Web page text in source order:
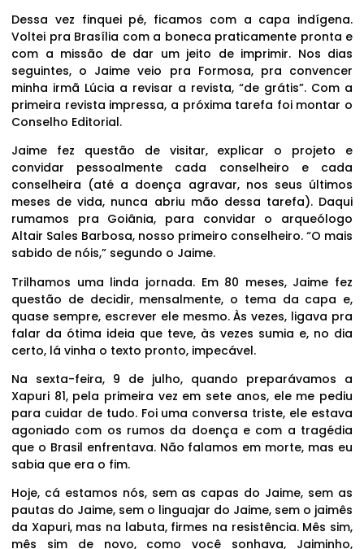
Dessa vez finquei pé, ficamos com a capa indígena.
Voltei pra Brasília com a boneca praticamente pronta e
com a missão de dar um jeito de imprimir. Nos dias
seguintes, o Jaime veio pra Formosa, pra convencer
minha irmã Lúcia a revisar a revista, “de grátis”. Com a
primeira revista impressa, a próxima tarefa foi montar o
Conselho Editorial.
Jaime fez questão de visitar, explicar o projeto e
convidar pessoalmente cada conselheiro e cada
conselheira (até a doença agravar, nos seus últimos
meses de vida, nunca abriu mão dessa tarefa). Daqui
rumamos pra Goiânia, para convidar o arqueólogo
Altair Sales Barbosa, nosso primeiro conselheiro. “O mais
sabido de nóis,” segundo o Jaime.
Trilhamos uma linda jornada. Em 80 meses, Jaime fez
questão de decidir, mensalmente, o tema da capa e,
quase sempre, escrever ele mesmo. Às vezes, ligava pra
falar da ótima ideia que teve, às vezes sumia e, no dia
certo, lá vinha o texto pronto, impecável.
Na sexta-feira, 9 de julho, quando preparávamos a
Xapuri 81, pela primeira vez em sete anos, ele me pediu
para cuidar de tudo. Foi uma conversa triste, ele estava
agoniado com os rumos da doença e com a tragédia
que o Brasil enfrentava. Não falamos em morte, mas eu
sabia que era o fim.
Hoje, cá estamos nós, sem as capas do Jaime, sem as
pautas do Jaime, sem o linguajar do Jaime, sem o jaimês
da Xapuri, mas na labuta, firmes na resistência. Mês sim,
mês sim de novo, como você sonhava, Jaiminho,